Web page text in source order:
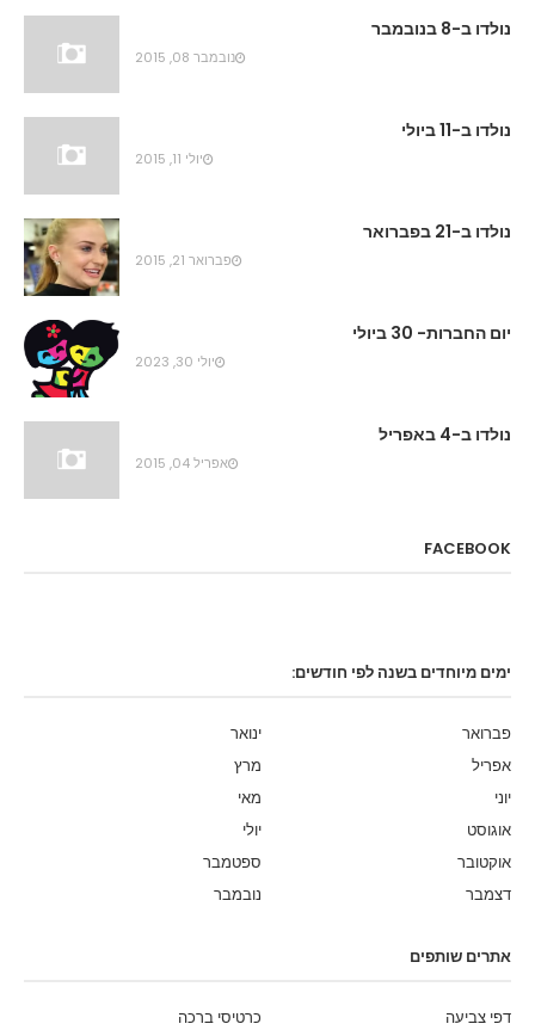
נולדו ב-8 בנובמבר
נובמבר 08, 2015
נולדו ב-11 ביולי
יולי 11, 2015
נולדו ב-21 בפברואר
פברואר 21, 2015
יום החברות- 30 ביולי
יולי 30, 2023
נולדו ב-4 באפריל
אפריל 04, 2015
FACEBOOK
ימים מיוחדים בשנה לפי חודשים:
ינואר
פברואר
מרץ
אפריל
מאי
יוני
יולי
אוגוסט
ספטמבר
אוקטובר
נובמבר
דצמבר
אתרים שותפים
כרטיסי ברכה דפי צביעה